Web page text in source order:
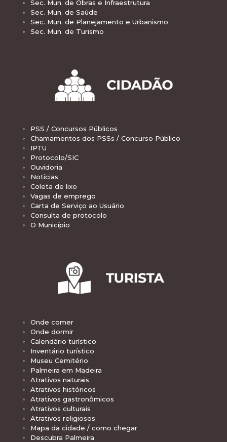
Sec. Mun. de Obras e Infraestrutura
Sec. Mun. de Saúde
Sec. Mun. de Planejamento e Urbanismo
Sec. Mun. de Turismo
PSS / Concursos Públicos
Chamamentos dos PSSs / Concurso Público
IPTU
Protocolo/SIC
Ouvidoria
Notícias
Coleta de lixo
Vagas de emprego
Carta de Serviço ao Usuário
Consulta de protocolo
O Município
Onde comer
Onde dormir
Calendário turístico
Inventário turístico
Museu Cemitério
Palmeira em Madeira
Atrativos naturais
Atrativos históricos
Atrativos gastronômicos
Atrativos culturais
Atrativos religiosos
Mapa da cidade / como chegar
Descubra Palmeira